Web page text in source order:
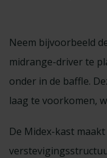
Neem bijvoorbeeld
midrange-driver te
onder in de baffle.
laag te voorkomen,
De Midex-kast